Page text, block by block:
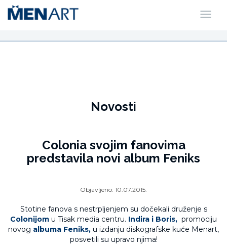
Novosti
Colonia svojim fanovima
predstavila novi album Feniks
Objavljeno: 10.07.2015.
Stotine fanova s nestrpljenjem su dočekali druženje s
Colonijom u Tisak media centru. Indira i Boris, promociju
novog albuma Feniks, u izdanju diskografske kuće Menart,
posvetili su upravo njima!